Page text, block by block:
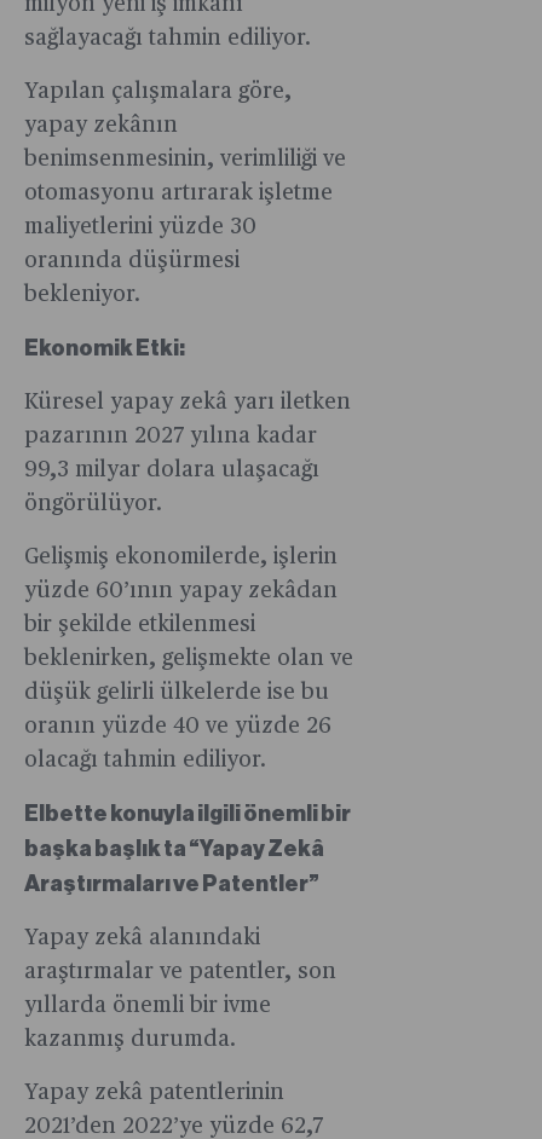
milyon yeni iş imkânı
sağlayacağı tahmin ediliyor.
Yapılan çalışmalara göre,
yapay zekânın
benimsenmesinin, verimliliği ve
otomasyonu artırarak işletme
maliyetlerini yüzde 30
oranında düşürmesi
bekleniyor.
Ekonomik Etki:
Küresel yapay zekâ yarı iletken
pazarının 2027 yılına kadar
99,3 milyar dolara ulaşacağı
öngörülüyor.
Gelişmiş ekonomilerde, işlerin
yüzde 60’ının yapay zekâdan
bir şekilde etkilenmesi
beklenirken, gelişmekte olan ve
düşük gelirli ülkelerde ise bu
oranın yüzde 40 ve yüzde 26
olacağı tahmin ediliyor.
Elbette konuyla ilgili önemli bir
başka başlık ta “Yapay Zekâ
Araştırmaları ve Patentler”
Yapay zekâ alanındaki
araştırmalar ve patentler, son
yıllarda önemli bir ivme
kazanmış durumda.
Yapay zekâ patentlerinin
2021’den 2022’ye yüzde 62,7